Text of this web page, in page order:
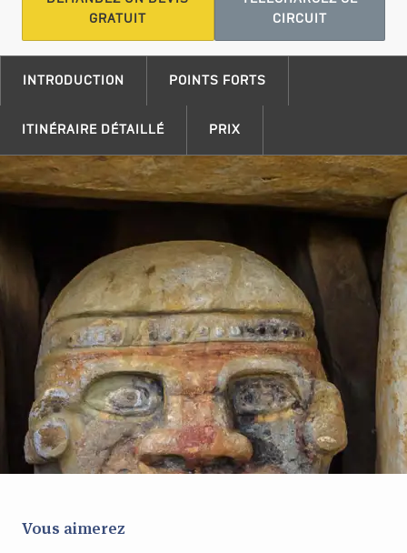
GRATUIT
CIRCUIT
INTRODUCTION POINTS FORTS
ITINÉRAIRE DÉTAILLÉ PRIX
Vous aimerez